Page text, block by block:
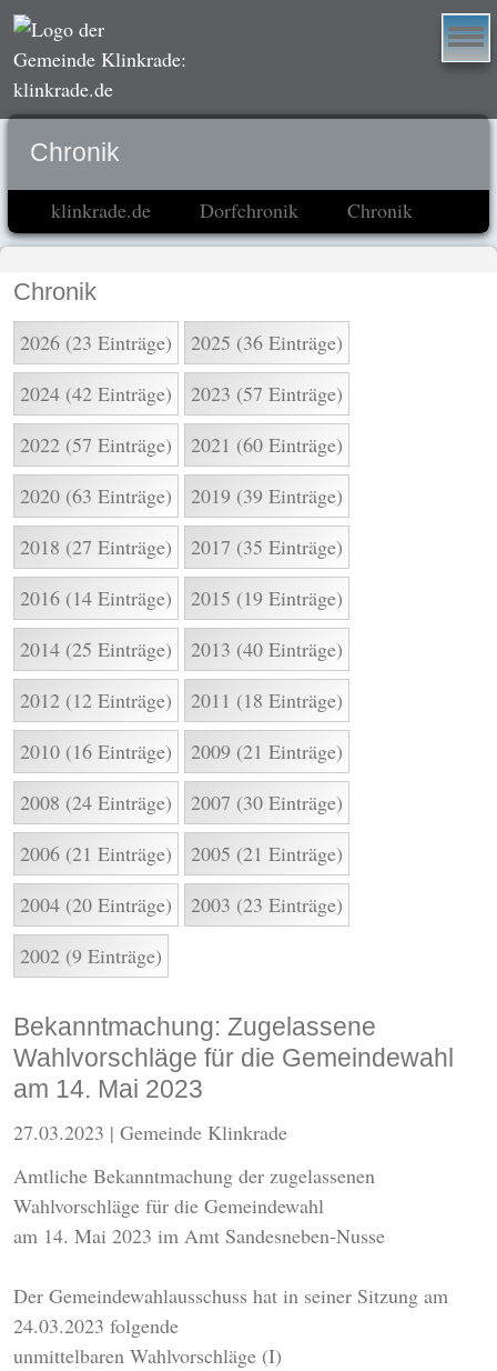
Chronik
klinkrade.de Dorfchronik Chronik
Chronik
2026 (23 Einträge)
2025 (36 Einträge)
2024 (42 Einträge)
2023 (57 Einträge)
2022 (57 Einträge)
2021 (60 Einträge)
2020 (63 Einträge)
2019 (39 Einträge)
2018 (27 Einträge)
2017 (35 Einträge)
2016 (14 Einträge)
2015 (19 Einträge)
2014 (25 Einträge)
2013 (40 Einträge)
2012 (12 Einträge)
2011 (18 Einträge)
2010 (16 Einträge)
2009 (21 Einträge)
2008 (24 Einträge)
2007 (30 Einträge)
2006 (21 Einträge)
2005 (21 Einträge)
2004 (20 Einträge)
2003 (23 Einträge)
2002 (9 Einträge)
Bekanntmachung: Zugelassene
Wahlvorschläge für die Gemeindewahl
am 14. Mai 2023
27.03.2023 | Gemeinde Klinkrade
Amtliche Bekanntmachung der zugelassenen
Wahlvorschläge für die Gemeindewahl
am 14. Mai 2023 im Amt Sandesneben-Nusse
Der Gemeindewahlausschuss hat in seiner Sitzung am
24.03.2023 folgende
unmittelbaren Wahlvorschläge (I)